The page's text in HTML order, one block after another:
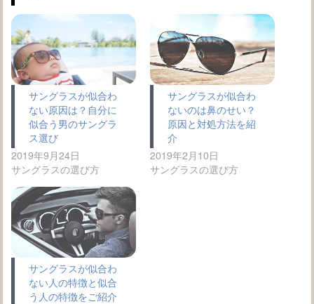
サングラスが似合わ
ない原因は？自分に
似合う男のサングラ
ス選び
2019年9月24日
サングラスの選び方
サングラスが似合わ
ないのは鼻のせい？
原因と対処方法を紹
介
2019年2月10日
サングラスの選び方
サングラスが似合わ
ない人の特徴と似合
う人の特徴をご紹介